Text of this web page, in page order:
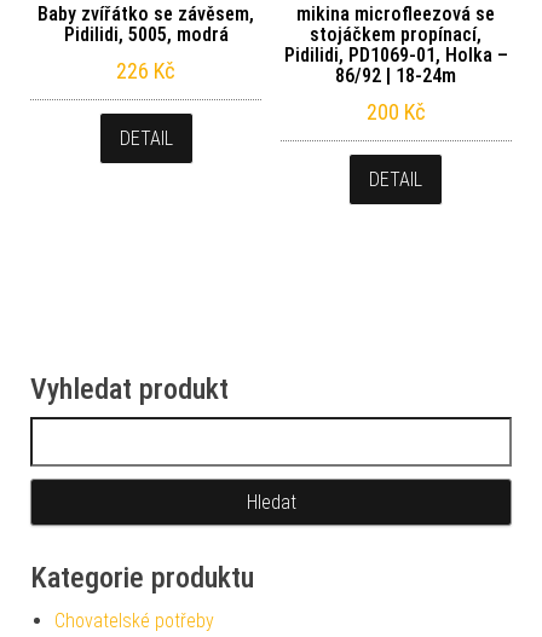
Baby zvířátko se závěsem,
Pidilidi, 5005, modrá
226 Kč
DETAIL
mikina microfleezová se
stojáčkem propínací,
Pidilidi, PD1069-01, Holka –
86/92 | 18-24m
200 Kč
DETAIL
Vyhledat produkt
Kategorie produktu
Chovatelské potřeby